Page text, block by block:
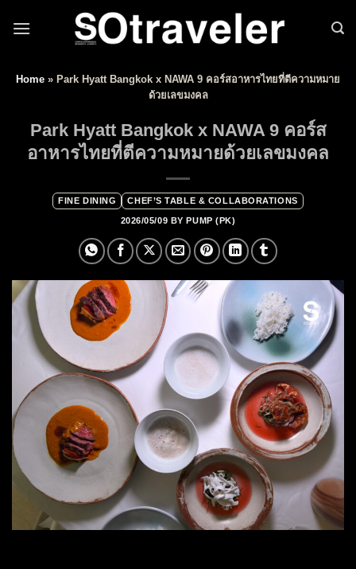
Home » Park Hyatt Bangkok x NAWA 9 คอร์สอาหารไทยที่ตีความหมาย
ด้วยเลขมงคล
Park Hyatt Bangkok x NAWA 9 คอร์ส
อาหารไทยที่ตีความหมายด้วยเลขมงคล
FINE DINING CHEF’S TABLE & COLLABORATIONS
2026/05/09 BYPUMP (PK)